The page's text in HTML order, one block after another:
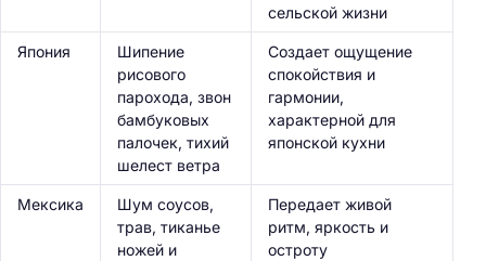
сельской жизни
Япония
Шипение
рисового
парохода, звон
бамбуковых
палочек, тихий
шелест ветра
Создает ощущение
спокойствия и
гармонии,
характерной для
японской кухни
Мексика
Шум соусов,
трав, тиканье
ножей и
Передает живой
ритм, яркость и
остроту